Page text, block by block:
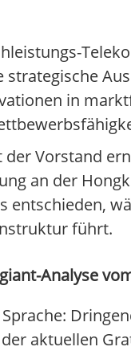
in
Vorstand
an der
entschieden,
führt.
Analyse
aktuellen